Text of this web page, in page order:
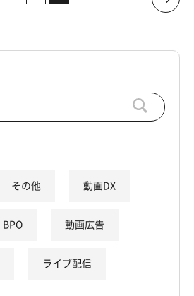
その他 動画DX
BPO 動画広告
ライブ配信